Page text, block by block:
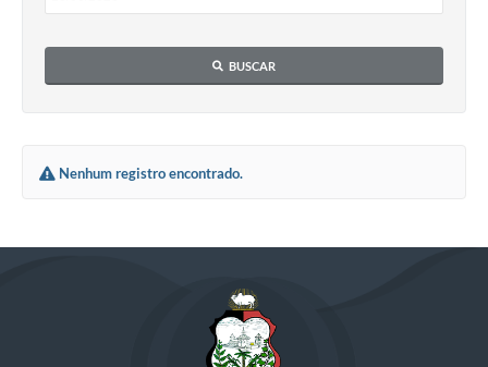
BUSCAR
Nenhum registro encontrado.